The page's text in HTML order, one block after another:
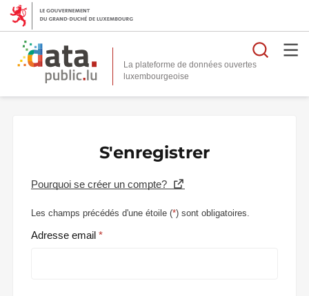
La plateforme de données ouvertes
S'enregistrer
Pourquoi se créer un compte?
Les champs précédés d'une étoile (*) sont obligatoires.
Adresse email